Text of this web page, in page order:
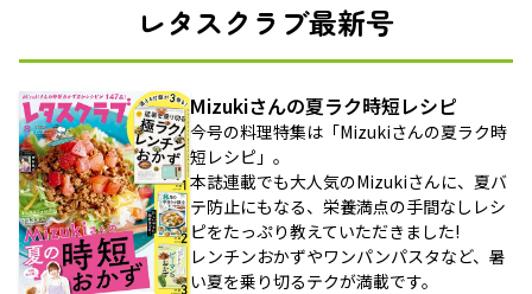
レタスクラブ最新号
Mizukiさんの夏ラク時短レシピ
今号の料理特集は「Mizukiさんの夏ラク時
短レシピ」。
本誌連載でも大人気のMizukiさんに、夏バ
テ防止にもなる、栄養満点の手間なしレシ
ピをたっぷり教えていただきました!
レンチンおかずやワンパンパスタなど、暑
い夏を乗り切るテクが満載です。